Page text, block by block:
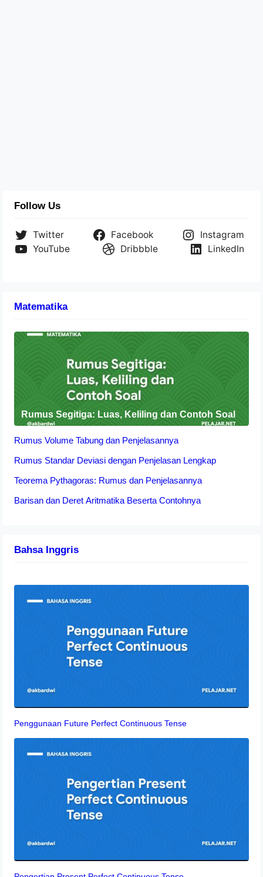
Follow Us
Twitter Facebook
Instagram
YouTube
Dribbble LinkedIn
Matematika
Rumus Segitiga: Luas, Keliling dan Contoh Soal
Rumus Volume Tabung dan Penjelasannya
Rumus Standar Deviasi dengan Penjelasan Lengkap
Teorema Pythagoras: Rumus dan Penjelasannya
Barisan dan Deret Aritmatika Beserta Contohnya
Bahsa Inggris
Penggunaan Future Perfect Continuous Tense